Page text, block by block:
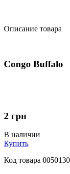
Описание товара
Congo Buffalo
2 грн
В наличии
Купить
Код товара 0050130